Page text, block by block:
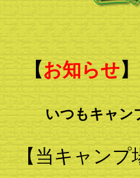
【お知らせ】
いつもキャン
【当キャンプ